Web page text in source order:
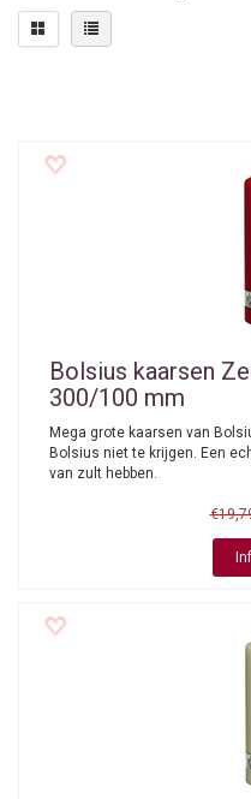
Bolsius kaarsen
300/100 mm
Mega grote kaarsen van
Bolsius niet te krijgen. Een
van zult hebben.